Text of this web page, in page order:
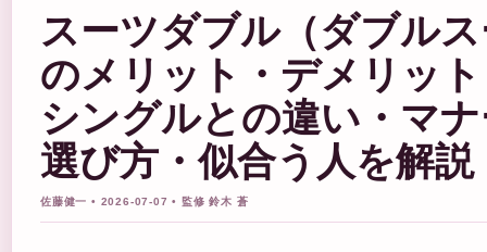
スーツダブル（ダブル
のメリット・デメリッ
シングルとの違い・マ
選び方・似合う人を解説
佐藤健一 • 2026-07-07 • 監修 鈴木 蒼